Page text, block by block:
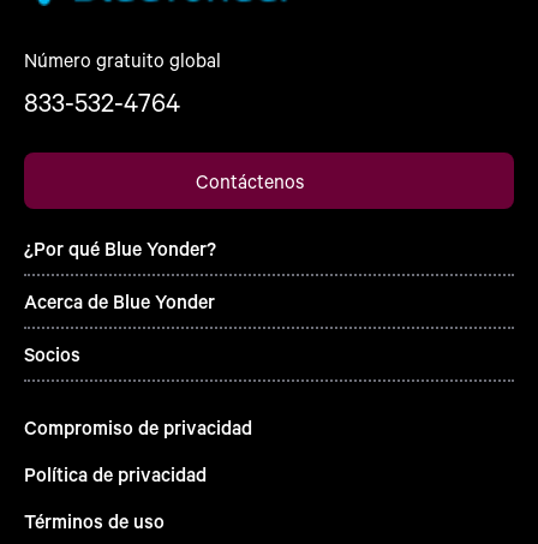
Número gratuito global
833-532-4764
Contáctenos
¿Por qué Blue Yonder?
Acerca de Blue Yonder
Socios
Compromiso de privacidad
Política de privacidad
Términos de uso